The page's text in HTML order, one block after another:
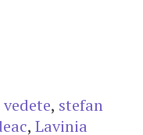
vedete, stefan
, Lavinia